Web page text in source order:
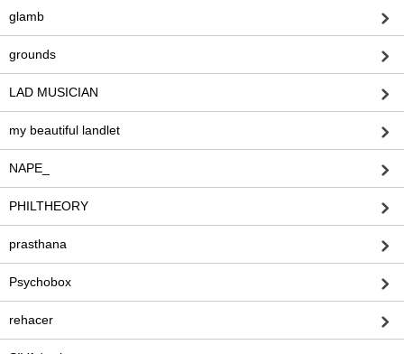
glamb
grounds
LAD MUSICIAN
my beautiful landlet
NAPE_
PHILTHEORY
prasthana
Psychobox
rehacer